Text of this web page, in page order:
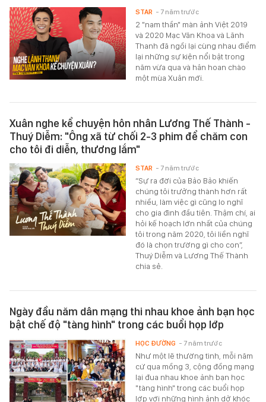
2 "nam thần" màn ảnh Việt 2019
và 2020 Mạc Văn Khoa và Lãnh
Thanh đã ngồi lại cùng nhau điểm
lại những sự kiện nổi bật trong
năm vừa qua và hân hoan chào
một mùa Xuân mới.
STAR - 7 năm trước
Xuân nghe kể chuyện hôn nhân Lương Thế Thành -
Thuý Diễm: "Ông xã từ chối 2-3 phim để chăm con
cho tôi đi diễn, thương lắm"
“Sự ra đời của Bảo Bảo khiến
chúng tôi trưởng thành hơn rất
nhiều, làm việc gì cũng lo nghĩ
cho gia đình đầu tiên. Thậm chí, ai
hỏi kế hoạch lớn nhất của chúng
tôi trong năm 2020, tôi liền nghĩ
đó là chọn trường gì cho con”,
Thuý Diễm và Lương Thế Thành
chia sẻ.
STAR - 7 năm trước
Ngày đầu năm dân mạng thi nhau khoe ảnh bạn học
bật chế độ "tàng hình" trong các buổi họp lớp
Như một lẽ thường tình, mỗi năm
cứ qua mồng 3, cộng đồng mạng
lại đua nhau khoe ảnh bạn học
"tàng hình" trong các buổi họp
lớp với những hình ảnh dở khóc
HỌC ĐƯỜNG - 7 năm trước